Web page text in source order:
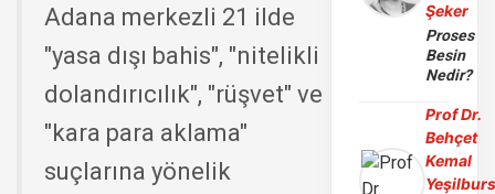
Adana merkezli 21 ilde
"yasa dışı bahis", "nitelikli
dolandırıcılık", "rüşvet" ve
"kara para aklama"
suçlarına yönelik
Şeker
Proses
Besin
Nedir?
Prof Dr.
Behçet
Kemal